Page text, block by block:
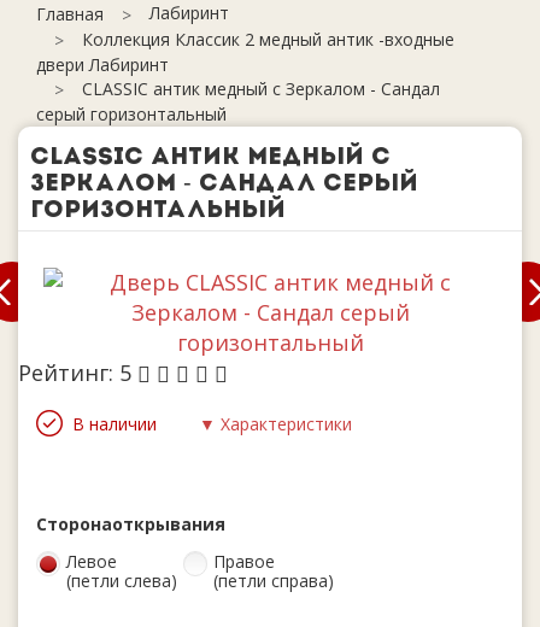
Главная
Лабиринт
Коллекция Классик 2 медный антик -входные
двери Лабиринт
CLASSIC антик медный с Зеркалом - Сандал
серый горизонтальный
CLASSIC антик медный с
Зеркалом - Сандал серый
горизонтальный
Рейтинг: 5
В наличии ▼ Характеристики
Сторонаоткрывания
Левое
(петли слева)
Правое
(петли справа)